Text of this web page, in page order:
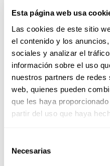
Esta página web usa
Las cookies de este sitio
el contenido y los
sociales y analizar el
información sobre el uso
nuestros partners de
web, quienes pueden
que les haya
partir del uso que haya
Necesarias
mismo tiempo. Y
más mal de lo
bajarle a la
Ten paciencia.La
Aries son como el
realidad sin
corremos el riesgo
total, entonces
velocidad que
enredos.
te coopera con su
toca y ya, no pasa